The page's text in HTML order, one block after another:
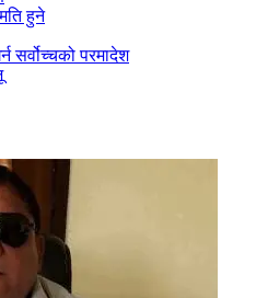
हुने
सर्वोच्चको परमादेश